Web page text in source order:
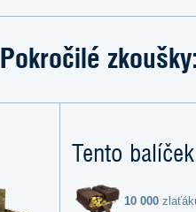
Pokročilé
Tento
10 000